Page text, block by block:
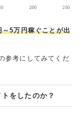
5万円稼ぐことが出
参考にしてみてくだ
をしたのか？